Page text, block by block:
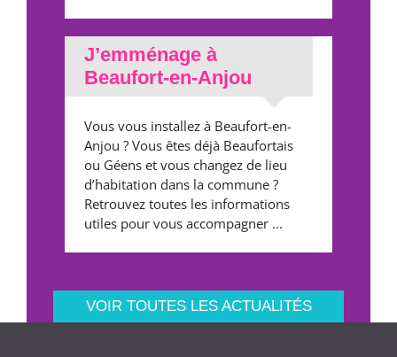
J’emménage à
Beaufort-en-Anjou
Vous vous installez à Beaufort-en-
Anjou ? Vous êtes déjà Beaufortais
ou Géens et vous changez de lieu
d’habitation dans la commune ?
Retrouvez toutes les informations
utiles pour vous accompagner ...
VOIR TOUTES LES ACTUALITÉS